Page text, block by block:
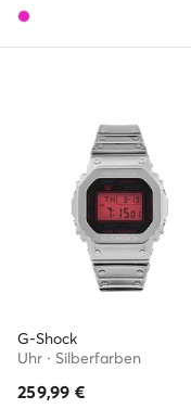
G-Shock
Uhr · Silberfarben
259,99 €